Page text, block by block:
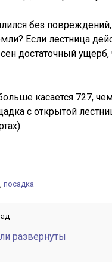
без
Если лестница
достаточный ущерб,
касается 727,
с открытой
, посадка
развернуты